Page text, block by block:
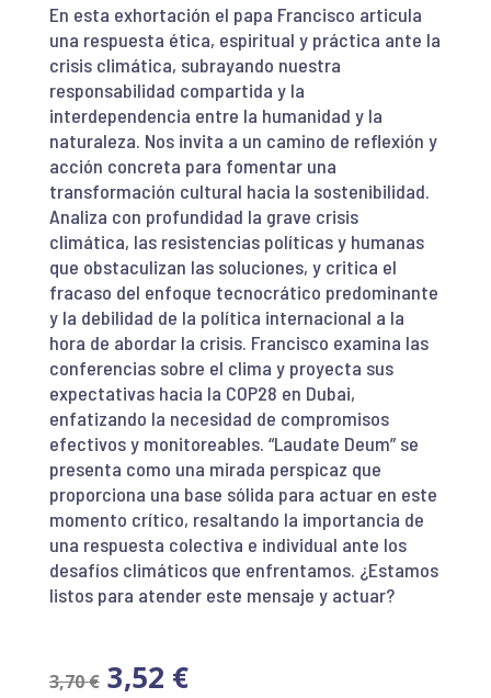
En esta exhortación el papa Francisco articula
una respuesta ética, espiritual y práctica ante la
crisis climática, subrayando nuestra
responsabilidad compartida y la
interdependencia entre la humanidad y la
naturaleza. Nos invita a un camino de reflexión y
acción concreta para fomentar una
transformación cultural hacia la sostenibilidad.
Analiza con profundidad la grave crisis
climática, las resistencias políticas y humanas
que obstaculizan las soluciones, y critica el
fracaso del enfoque tecnocrático predominante
y la debilidad de la política internacional a la
hora de abordar la crisis. Francisco examina las
conferencias sobre el clima y proyecta sus
expectativas hacia la COP28 en Dubai,
enfatizando la necesidad de compromisos
efectivos y monitoreables. “Laudate Deum” se
presenta como una mirada perspicaz que
proporciona una base sólida para actuar en este
momento crítico, resaltando la importancia de
una respuesta colectiva e individual ante los
desafíos climáticos que enfrentamos. ¿Estamos
listos para atender este mensaje y actuar?
3,70€ 3,52 €